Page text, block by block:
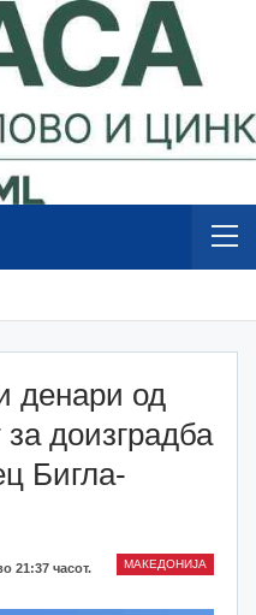
денари од
доизградба
Бигла-
МАКЕДОНИЈА
21:37 часот.